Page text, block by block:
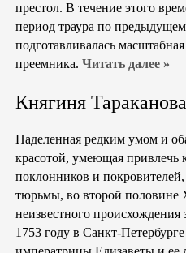
престол. В течение этого
период траура по
подготавливалась
преемника. Читать далее »
Княгиня Тараканова
Наделенная редким умом и
красотой, умеющая привлечь
поклонников и покровителей,
тюрьмы, во второй половине
неизвестного происхождения
1753 году в Санкт-